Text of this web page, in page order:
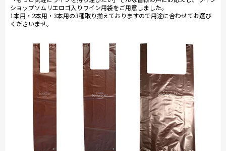
ショップソムリエロゴ入りワイン用袋をご用意しました。
1本用・2本用・3本用の3種取り揃えておりますので用途に合わせてお選び
くださいませ。